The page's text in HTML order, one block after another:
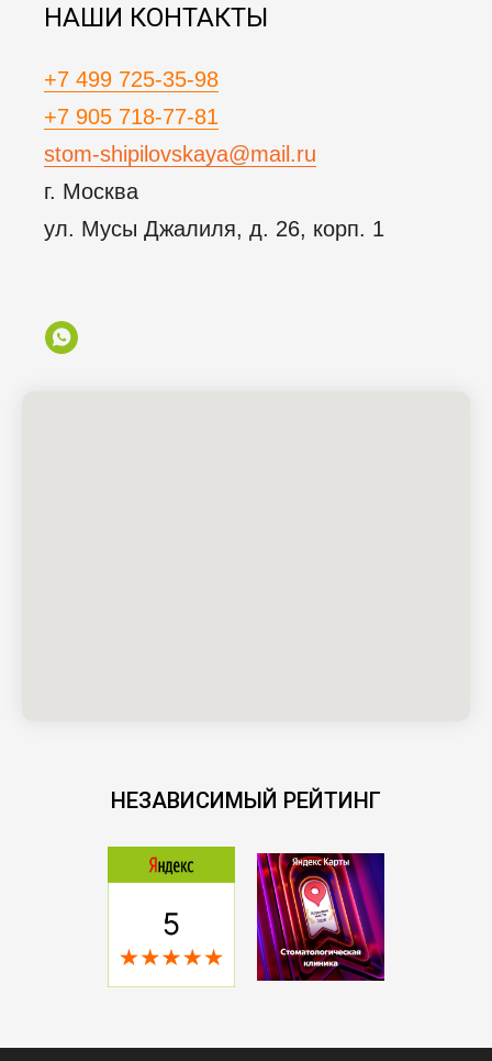
НАШИ КОНТАКТЫ
+7 499 725-35-98
+7 905 718-77-81
stom-shipilovskaya@mail.ru
г. Москва
ул. Мусы Джалиля, д. 26, корп. 1
НЕЗАВИСИМЫЙ РЕЙТИНГ